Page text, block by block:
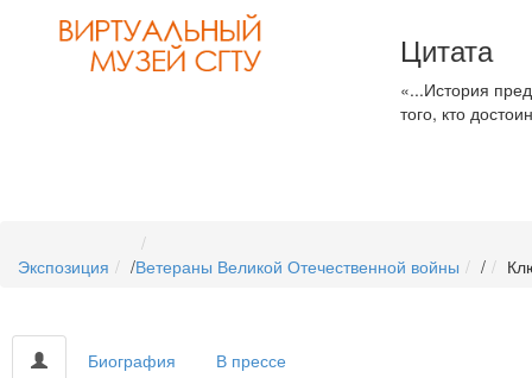
Цитата
«...История
того, кто
Экспозиция /Ветераны Великой Отечественной войны /
Биография В прессе